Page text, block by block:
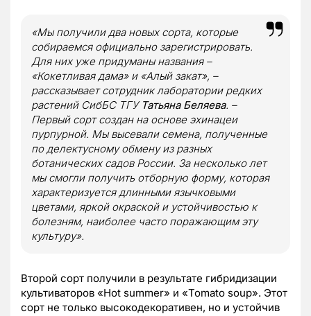
«Мы получили два новых сорта, которые
собираемся официально зарегистрировать.
Для них уже придуманы названия –
«Кокетливая дама» и «Алый закат», –
рассказывает сотрудник лаборатории редких
растений СибБС ТГУ Татьяна Беляева. –
Первый сорт создан на основе эхинацеи
пурпурной. Мы высевали семена, полученные
по делектусному обмену из разных
ботанических садов России. За несколько лет
мы смогли получить отборную форму, которая
характеризуется длинными язычковыми
цветами, яркой окраской и устойчивостью к
болезням, наиболее часто поражающим эту
культуру».
Второй сорт получили в результате гибридизации
культиваторов «Hot summer» и «Tomato soup». Этот
сорт не только высокодекоративен, но и устойчив